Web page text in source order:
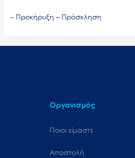
– Προκήρυξη – Πρόσκληση
Οργανισμός
Ποιοι είμαστε
Αποστολή